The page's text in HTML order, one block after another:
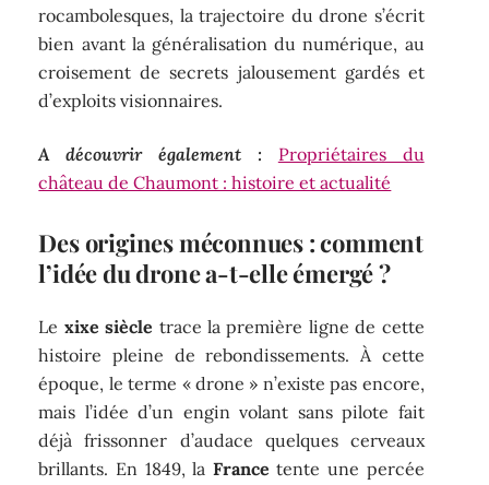
rocambolesques, la trajectoire du drone s’écrit
bien avant la généralisation du numérique, au
croisement de secrets jalousement gardés et
d’exploits visionnaires.
A découvrir également :
Propriétaires du
château de Chaumont : histoire et actualité
Des origines méconnues : comment
l’idée du drone a-t-elle émergé ?
Le xixe siècle trace la première ligne de cette
histoire pleine de rebondissements. À cette
époque, le terme « drone » n’existe pas encore,
mais l’idée d’un engin volant sans pilote fait
déjà frissonner d’audace quelques cerveaux
brillants. En 1849, la France tente une percée